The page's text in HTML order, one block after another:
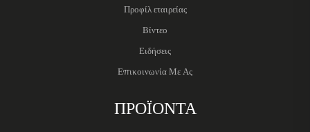
Προφίλ εταιρείας
Βίντεο
Ειδήσεις
Επικοινωνία Με Ας
ΠΡΟΪΟΝΤΑ